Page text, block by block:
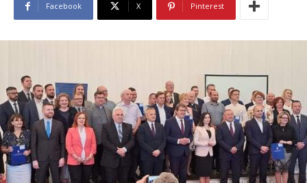
Facebook X Pinterest